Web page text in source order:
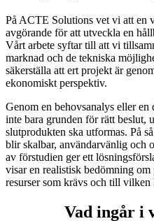
På ACTE Solutions vet vi att en
avgörande för att utveckla en
Vårt arbete syftar till att vi
marknad och de tekniska
säkerställa att ert projekt är
ekonomiskt perspektiv.
Genom en behovsanalys eller
inte bara grunden för rätt beslut,
slutprodukten ska utformas. På
blir skalbar, användarvänlig och
av förstudien ger ett
visar en realistisk bedömning
resurser som krävs och till vilken
Vad ingår i